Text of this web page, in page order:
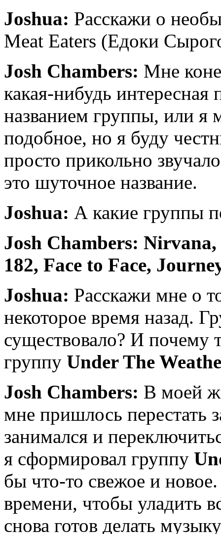
Joshua: Расскажи о
Meat Eaters (Едоки
Josh Chambers: Мне
какая-нибудь интересная
названием группы, или я
подобное, но я буду
просто прикольно
это шуточное название.
Joshua: А какие группы
Josh Chambers:
182, Face to Face,
Joshua: Расскажи мне о
некоторое время назад.
существовало? И почему
группу Under The
Josh Chambers: В моей
мне пришлось перестать
занимался и
я сформировал группу
бы что-то свежое и
времени, чтобы уладить
снова готов делать